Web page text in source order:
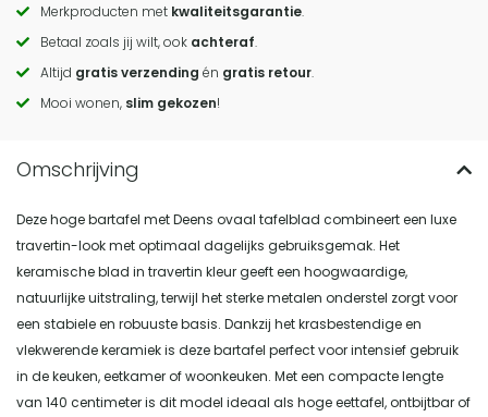
Call
to
actions
Merkproducten met kwaliteitsgarantie.
Betaal zoals jij wilt, ook achteraf.
Altijd gratis verzending én gratis retour.
Mooi wonen, slim gekozen!
Deze hoge bartafel met Deens ovaal tafelblad combineert een luxe
travertin-look met optimaal dagelijks gebruiksgemak. Het
keramische blad in travertin kleur geeft een hoogwaardige,
natuurlijke uitstraling, terwijl het sterke metalen onderstel zorgt voor
een stabiele en robuuste basis. Dankzij het krasbestendige en
vlekwerende keramiek is deze bartafel perfect voor intensief gebruik
in de keuken, eetkamer of woonkeuken. Met een compacte lengte
van 140 centimeter is dit model ideaal als hoge eettafel, ontbijtbar of